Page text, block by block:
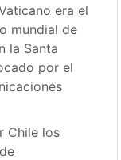
era el
mundial de
la Santa
por el
Chile los